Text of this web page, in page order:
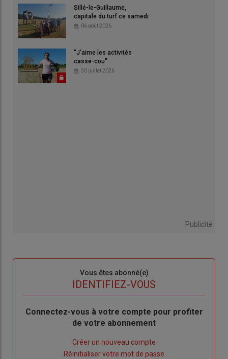
Sillé-le-Guillaume,
capitale du turf ce samedi
06 août 2026
"J'aime les activités
casse-cou"
30 juillet 2026
Publicité
Vous êtes abonné(e)
IDENTIFIEZ-VOUS
Body
Connectez-vous à votre compte pour profiter
de votre abonnement
Créer un nouveau compte
Réinitialiser votre mot de passe